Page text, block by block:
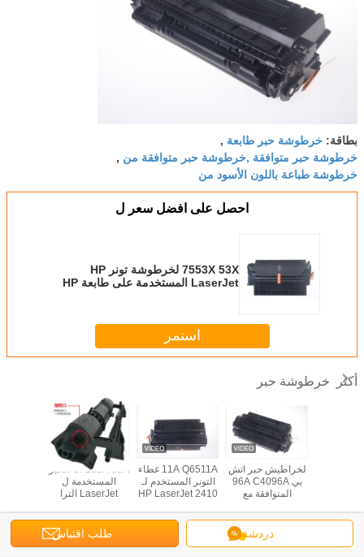
بطاقة: خرطوشة حبر طابعة ,
خرطوشة حبر متوافقة ,خرطوشة حبر متوافقة من ,
خرطوشة طباعة باللون الأسود من
احصل على افضل سعر ل
7553X 53X لخرطوشة تونر HP
LaserJet المستخدمة على طابعة HP
استمر
أكثر خرطوشة حبر
CF233A 33A الحبر
المستخدمة ل
LaserJet الترا
M134fn 2017 صدر
11A Q6511A غطاء
التونر المستخدم لـ
HP LaserJet 2410
لخراطيش حبر اتش
بي 96A C4096A
المتوافقة مع
ليزر جيت 2100N
2200DN أسود
MFP
دردشة طلب اقتباس